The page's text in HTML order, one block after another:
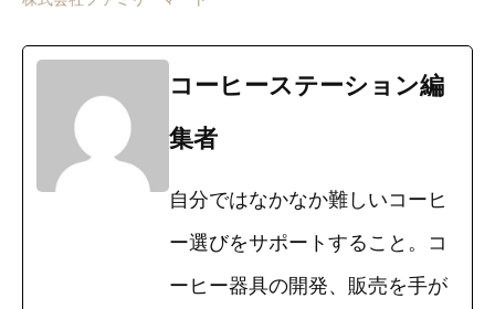
コーヒーステーション編
集者
自分ではなかなか難しいコーヒ
ー選びをサポートすること。コ
ーヒー器具の開発、販売を手が